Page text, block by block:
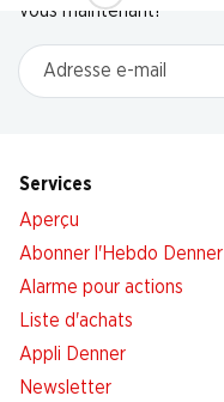
vous maintenant!
Adresse e-mail
Services
Aperçu
Abonner l'Hebdo Denner
Alarme pour actions
Liste d'achats
Appli Denner
Newsletter